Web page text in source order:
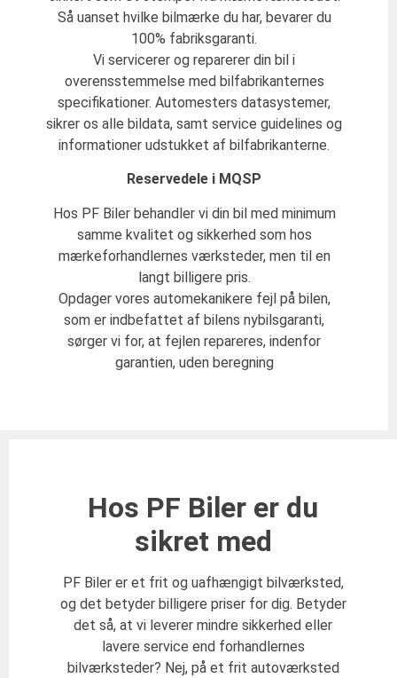
Så uanset hvilke bilmærke du har, bevarer du
100% fabriksgaranti.
Vi servicerer og reparerer din bil i
overensstemmelse med bilfabrikanternes
specifikationer. Automesters datasystemer,
sikrer os alle bildata, samt service guidelines og
informationer udstukket af bilfabrikanterne.
Reservedele i MQSP
Hos PF Biler behandler vi din bil med minimum
samme kvalitet og sikkerhed som hos
mærkeforhandlernes værksteder, men til en
langt billigere pris.
Opdager vores automekanikere fejl på bilen,
som er indbefattet af bilens nybilsgaranti,
sørger vi for, at fejlen repareres, indenfor
garantien, uden beregning
Hos PF Biler er du
sikret med
PF Biler er et frit og uafhængigt bilværksted,
og det betyder billigere priser for dig. Betyder
det så, at vi leverer mindre sikkerhed eller
lavere service end forhandlernes
bilværksteder? Nej, på et frit autoværksted